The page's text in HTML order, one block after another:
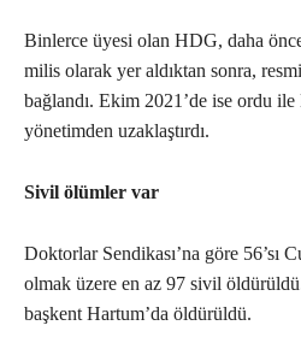
Binlerce üyesi olan HDG, daha
milis olarak yer aldıktan sonra,
bağlandı. Ekim 2021’de ise ordu
yönetimden uzaklaştırdı.
Sivil ölümler var
Doktorlar Sendikası’na göre 56’sı
olmak üzere en az 97 sivil öldürüldü.
başkent Hartum’da öldürüldü.